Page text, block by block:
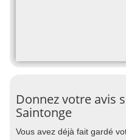
Donnez votre avis
Saintonge
Vous avez déjà fait gardé